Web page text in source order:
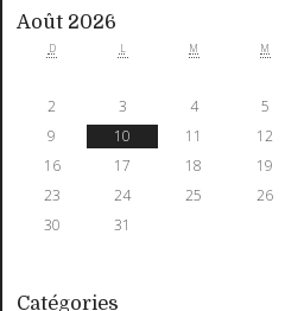
Août 2026
D L M M
2
3 4 5
9
10 11 12
16
17 18 19
23
24 25 26
30
31
Catégories